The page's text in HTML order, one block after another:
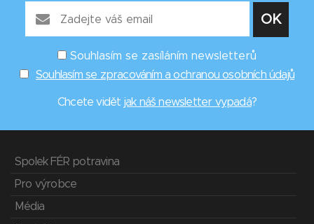
Souhlasím se zasíláním newsletterů
Souhlasím se zpracováním a ochranou osobních údajů
Chcete vidět jak náš newsletter vypadá?
Spolek FÉR potravina
Pro výrobce
Média